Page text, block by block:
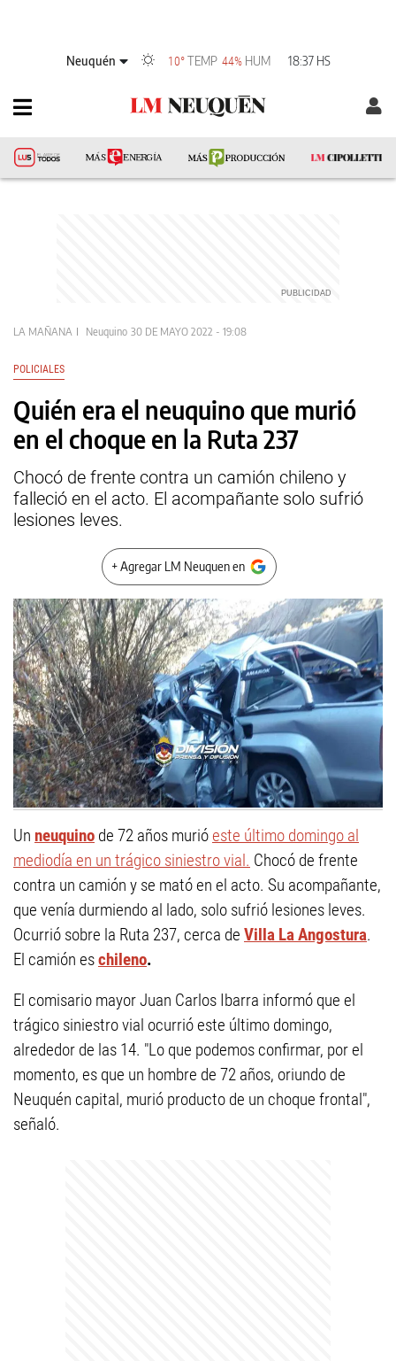
Neuquén 10° TEMP 44% HUM 18:37 HS
LA MAÑANA Neuquino 30 DE MAYO 2022 - 19:08
POLICIALES
Quién era el neuquino que murió
en el choque en la Ruta 237
Chocó de frente contra un camión chileno y
falleció en el acto. El acompañante solo sufrió
lesiones leves.
+ Agregar LM Neuquen en
Un neuquino de 72 años murió este último domingo al
mediodía en un trágico siniestro vial. Chocó de frente
contra un camión y se mató en el acto. Su acompañante,
que venía durmiendo al lado, solo sufrió lesiones leves.
Ocurrió sobre la Ruta 237, cerca de Villa La Angostura.
El camión eschileno.
El comisario mayor Juan Carlos Ibarra informó que el
trágico siniestro vial ocurrió este último domingo,
alrededor de las 14. "Lo que podemos confirmar, por el
momento, es que un hombre de 72 años, oriundo de
Neuquén capital, murió producto de un choque frontal",
señaló.